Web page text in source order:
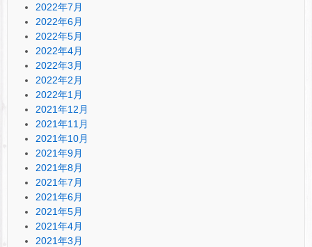
2022年7月
2022年6月
2022年5月
2022年4月
2022年3月
2022年2月
2022年1月
2021年12月
2021年11月
2021年10月
2021年9月
2021年8月
2021年7月
2021年6月
2021年5月
2021年4月
2021年3月